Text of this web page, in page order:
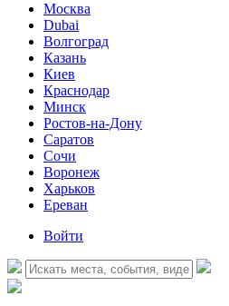
Москва
Dubai
Волгоград
Казань
Киев
Краснодар
Минск
Ростов-на-Дону
Саратов
Сочи
Воронеж
Харьков
Ереван
Войти